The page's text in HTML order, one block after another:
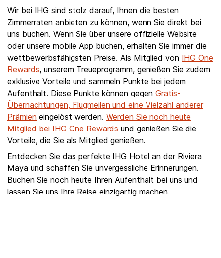
Wir bei IHG sind stolz darauf, Ihnen die besten
Zimmerraten anbieten zu können, wenn Sie direkt bei
uns buchen. Wenn Sie über unsere offizielle Website
oder unsere mobile App buchen, erhalten Sie immer die
wettbewerbsfähigsten Preise. Als Mitglied von IHG One
Rewards, unserem Treueprogramm, genießen Sie zudem
exklusive Vorteile und sammeln Punkte bei jedem
Aufenthalt. Diese Punkte können gegen Gratis-
Übernachtungen, Flugmeilen und eine Vielzahl anderer
Prämien eingelöst werden. Werden Sie noch heute
Mitglied bei IHG One Rewards und genießen Sie die
Vorteile, die Sie als Mitglied genießen.
Entdecken Sie das perfekte IHG Hotel an der Riviera
Maya und schaffen Sie unvergessliche Erinnerungen.
Buchen Sie noch heute Ihren Aufenthalt bei uns und
lassen Sie uns Ihre Reise einzigartig machen.